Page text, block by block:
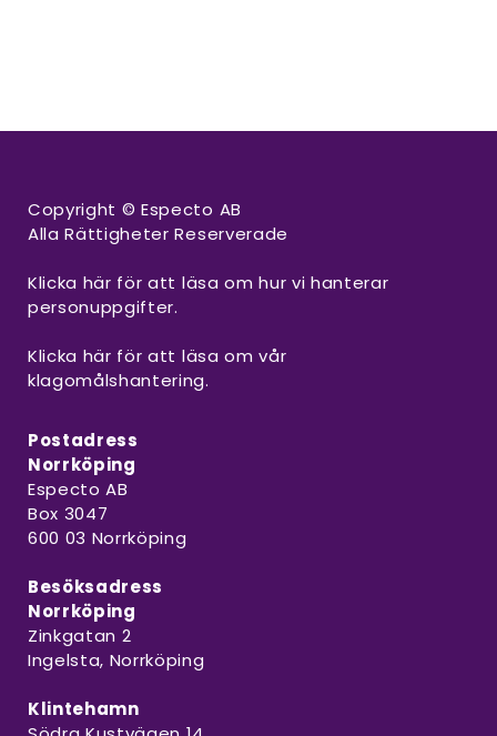
Copyright © Especto AB
Alla Rättigheter Reserverade
Klicka här för att läsa om hur vi hanterar
personuppgifter.
Klicka här för att läsa om vår
klagomålshantering.
Postadress
Norrköping
Especto AB
Box 3047
600 03 Norrköping
Besöksadress
Norrköping
Zinkgatan 2
Ingelsta, Norrköping
Klintehamn